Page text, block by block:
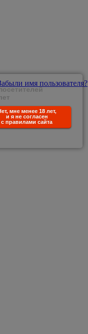
мне менее 18 лет,
и я не согласен
с правилами сайта
имя пользователя?